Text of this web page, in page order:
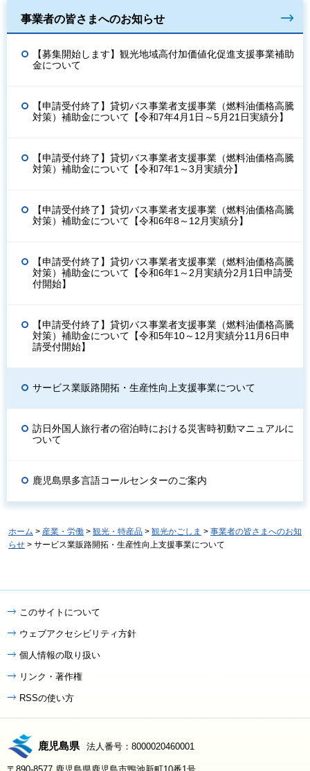
事業者の皆さまへのお知らせ
【募集開始します】観光地域高付加価値化促進支援事業補助
金について
【申請受付終了】貸切バス事業者支援事業（燃料油価格高騰
対策）補助金について【令和7年4月1日～5月21日実績分】
【申請受付終了】貸切バス事業者支援事業（燃料油価格高騰
対策）補助金について【令和7年1～3月実績分】
【申請受付終了】貸切バス事業者支援事業（燃料油価格高騰
対策）補助金について【令和6年8～12月実績分】
【申請受付終了】貸切バス事業者支援事業（燃料油価格高騰
対策）補助金について【令和6年1～2月実績分2月1日申請受
付開始】
【申請受付終了】貸切バス事業者支援事業（燃料油価格高騰
対策）補助金について【令和5年10～12月実績分11月6日申
請受付開始】
サービス業販路開拓・生産性向上支援事業について
訪日外国人旅行者の宿泊時における災害時初動マニュアルに
ついて
鹿児島県多言語コールセンターのご案内
ホーム > 産業・労働 > 観光・特産品 > 観光かごしま > 事業者の皆さまへのお知
らせ > サービス業販路開拓・生産性向上支援事業について
このサイトについて
ウェブアクセシビリティ方針
個人情報の取り扱い
リンク・著作権
RSSの使い方
鹿児島県 法人番号：8000020460001